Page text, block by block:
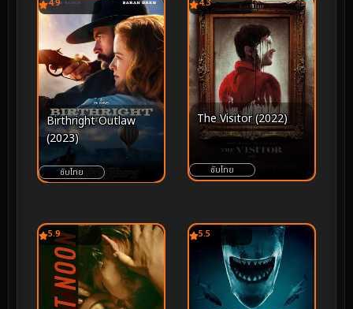
4.9
Birthright Outlaw
(2023)
ซับไทย
4.3
The Visitor (2022)
ซับไทย
5.9 5.5